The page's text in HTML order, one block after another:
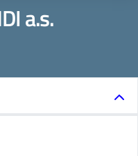
a.s.